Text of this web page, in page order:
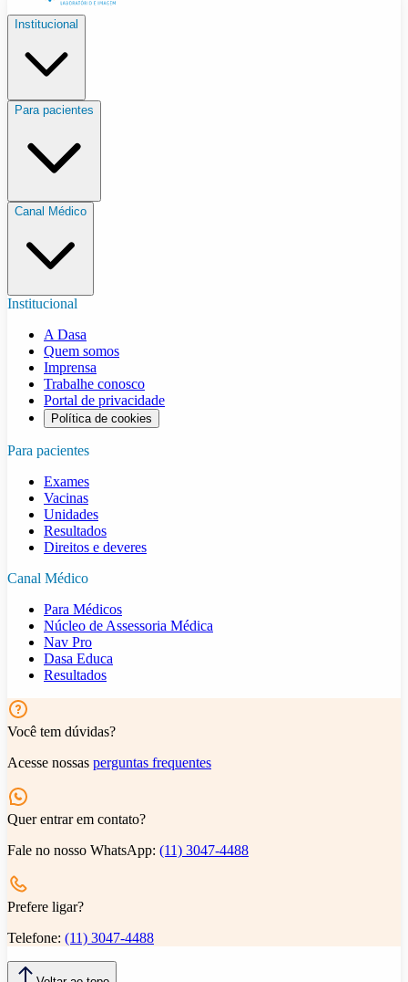
Institucional
Para pacientes
Canal Médico
Institucional
A Dasa
Quem somos
Imprensa
Trabalhe conosco
Portal de privacidade
Política de cookies
Para pacientes
Exames
Vacinas
Unidades
Resultados
Direitos e deveres
Canal Médico
Para Médicos
Núcleo de Assessoria Médica
Nav Pro
Dasa Educa
Resultados
Você tem dúvidas?
Acesse nossas perguntas frequentes
Quer entrar em contato?
Fale no nosso WhatsApp: (11) 3047-4488
Prefere ligar?
Telefone: (11) 3047-4488